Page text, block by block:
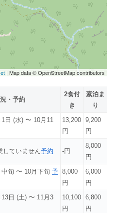
| Map data © OpenStreetMap contributors
・予約
2食付
き
素泊ま
り
日 (水) 〜 10月11
13,200
円
9,200
円
していません予約 -円
8,000
円
旬 〜 10月下旬 予 8,000
円
6,000
円
日 (土) 〜 11月3
10,100
円
6,800
円